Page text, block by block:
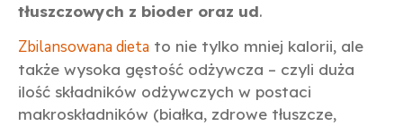
tłuszczowych z bioder oraz ud.
Zbilansowana dieta to nie tylko mniej kalorii, ale
także wysoka gęstość odżywcza – czyli duża
ilość składników odżywczych w postaci
makroskładników (białka, zdrowe tłuszcze,